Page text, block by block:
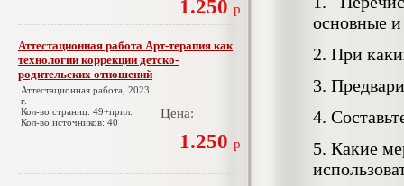
1.250 р
Аттестационная работа Арт-терапия как
технологии коррекции детско-
родительских отношений
Аттестационная работа, 2023
г.
Кол-во страниц: 49+прил.
Кол-во источников: 40
Цена:
1.250 р
основные
2. При
3.
4.
5. Какие